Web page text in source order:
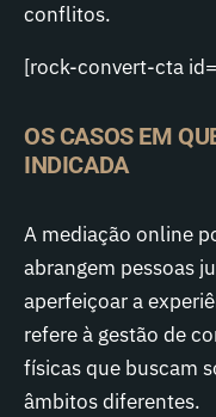
conflitos.
[rock-convert-cta
OS CASOS EM
INDICADA
A mediação online
abrangem pessoas
aperfeiçoar a
refere à gestão de
físicas que buscam
âmbitos diferentes.